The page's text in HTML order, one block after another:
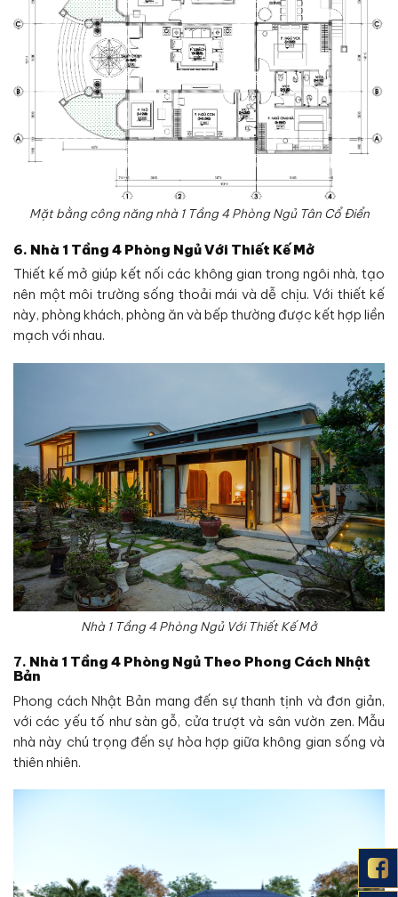
Mặt bằng công năng nhà 1 Tầng 4 Phòng Ngủ Tân Cổ Điển
6. Nhà 1 Tầng 4 Phòng Ngủ Với Thiết Kế Mở
Thiết kế mở giúp kết nối các không gian trong ngôi nhà, tạo
nên một môi trường sống thoải mái và dễ chịu. Với thiết kế
này, phòng khách, phòng ăn và bếp thường được kết hợp liền
mạch với nhau.
Nhà 1 Tầng 4 Phòng Ngủ Với Thiết Kế Mở
7. Nhà 1 Tầng 4 Phòng Ngủ Theo Phong Cách Nhật
Bản
Phong cách Nhật Bản mang đến sự thanh tịnh và đơn giản,
với các yếu tố như sàn gỗ, cửa trượt và sân vườn zen. Mẫu
nhà này chú trọng đến sự hòa hợp giữa không gian sống và
thiên nhiên.